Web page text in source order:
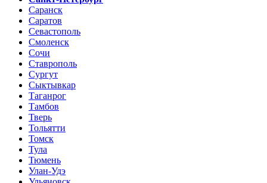
Саранск
Саратов
Севастополь
Смоленск
Сочи
Ставрополь
Сургут
Сыктывкар
Таганрог
Тамбов
Тверь
Тольятти
Томск
Тула
Тюмень
Улан-Удэ